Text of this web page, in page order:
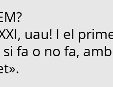
uau! I el
fa o no fa,